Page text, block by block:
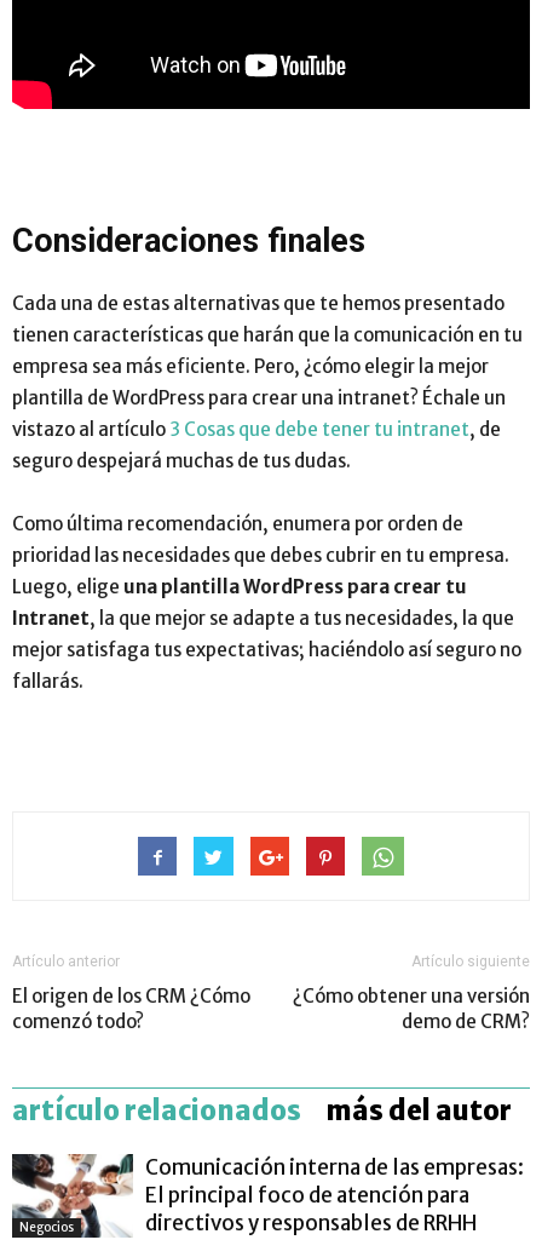
Consideraciones finales
Cada una de estas alternativas que te hemos presentado
tienen características que harán que la comunicación en tu
empresa sea más eficiente. Pero, ¿cómo elegir la mejor
plantilla de WordPress para crear una intranet? Échale un
vistazo al artículo 3 Cosas que debe tener tu intranet, de
seguro despejará muchas de tus dudas.
Como última recomendación, enumera por orden de
prioridad las necesidades que debes cubrir en tu empresa.
Luego, elige una plantilla WordPress para crear tu
Intranet, la que mejor se adapte a tus necesidades, la que
mejor satisfaga tus expectativas; haciéndolo así seguro no
fallarás.
Artículo anterior
El origen de los CRM ¿Cómo
comenzó todo?
Artículo siguiente
¿Cómo obtener una versión
demo de CRM?
artículo relacionados más del autor
Negocios
Comunicación interna de las empresas:
El principal foco de atención para
directivos y responsables de RRHH